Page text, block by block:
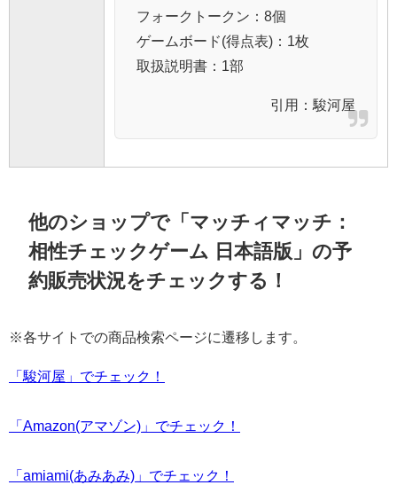
フォークトークン：8個
ゲームボード(得点表)：1枚
取扱説明書：1部
引用： 駿河屋
他のショップで「マッチィマッチ：
相性チェックゲーム 日本語版」の予
約販売状況をチェックする！
※各サイトでの商品検索ページに遷移します。
「駿河屋」でチェック！
「Amazon(アマゾン)」でチェック！
「amiami(あみあみ)」でチェック！